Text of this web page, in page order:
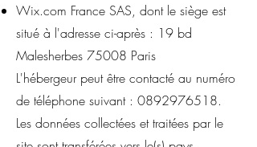
Wix.com France SAS, dont le siège est
situé à l'adresse ci-après : 19 bd
Malesherbes 75008 Paris
L'hébergeur peut être contacté au numéro
de téléphone suivant : 0892976518.
Les données collectées et traitées par le